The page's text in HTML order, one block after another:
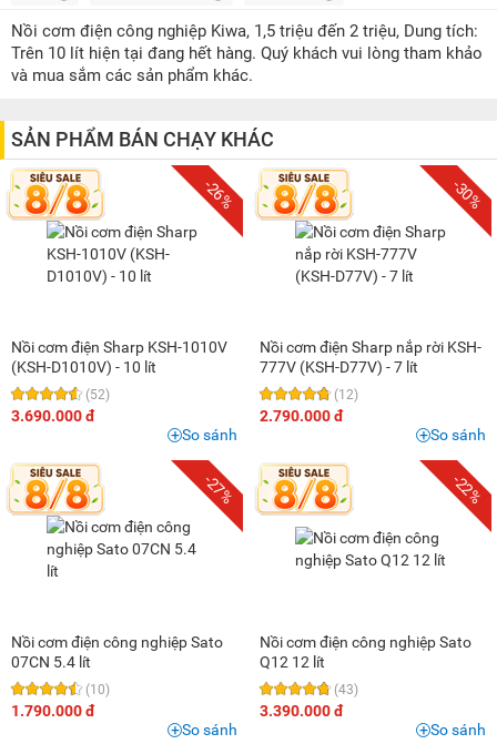
1 triệu - 1,5 triệu (8)
1,5 triệu - 2 triệu
(9)
3 triệu - 5 triệu (10)
5 triệu - 8 triệu
Nồi cơm điện công nghiệp Kiwa, 1,5 triệu đến 2 triệu, Dung tích:
Trên 10 lít hiện tại đang hết hàng. Quý khách vui lòng tham khảo
và mua sắm các sản phẩm khác.
SẢN PHẨM BÁN CHẠY KHÁC
-26%
Nồi cơm điện Sharp KSH-1010V
(KSH-D1010V) - 10 lít
(52)
3.690.000 đ
So sánh
-30%
Nồi cơm điện Sharp nắp rời KSH-
777V (KSH-D77V) - 7 lít
(12)
2.790.000 đ
So sánh
-27%
Nồi cơm điện công nghiệp Sato
07CN 5.4 lít
(10)
1.790.000 đ
So sánh
-22%
Nồi cơm điện công nghiệp Sato
Q12 12 lít
(43)
3.390.000 đ
So sánh